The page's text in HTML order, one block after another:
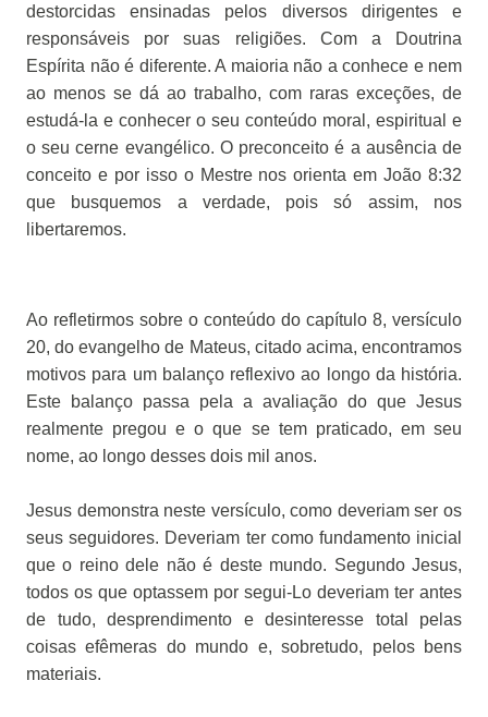
destorcidas ensinadas pelos diversos dirigentes e
responsáveis por suas religiões. Com a Doutrina
Espírita não é diferente. A maioria não a conhece e nem
ao menos se dá ao trabalho, com raras exceções, de
estudá-la e conhecer o seu conteúdo moral, espiritual e
o seu cerne evangélico. O preconceito é a ausência de
conceito e por isso o Mestre nos orienta em João 8:32
que busquemos a verdade, pois só assim, nos
libertaremos.
Ao refletirmos sobre o conteúdo do capítulo 8, versículo
20, do evangelho de Mateus, citado acima, encontramos
motivos para um balanço reflexivo ao longo da história.
Este balanço passa pela a avaliação do que Jesus
realmente pregou e o que se tem praticado, em seu
nome, ao longo desses dois mil anos.
Jesus demonstra neste versículo, como deveriam ser os
seus seguidores. Deveriam ter como fundamento inicial
que o reino dele não é deste mundo. Segundo Jesus,
todos os que optassem por segui-Lo deveriam ter antes
de tudo, desprendimento e desinteresse total pelas
coisas efêmeras do mundo e, sobretudo, pelos bens
materiais.